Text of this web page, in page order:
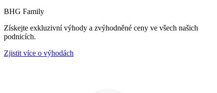
BHG Family
Získejte exkluzivní výhody a zvýhodněné ceny ve všech našich
podnicích.
Zjistit více o výhodách